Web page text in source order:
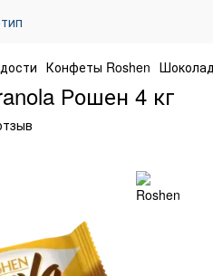
Конфеты Roshen
Рошен 4 кг